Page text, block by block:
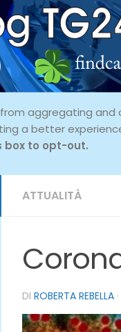
aggregating and
a better
box to opt-out.
ATTUALITÀ
DI ROBERTA REBELLA